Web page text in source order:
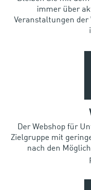
immer über
Veranstaltungen
Der Webshop für
Zielgruppe mit
nach den